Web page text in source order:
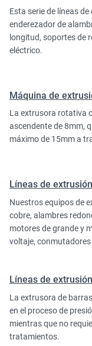
Esta serie de líneas
enderezador de
longitud, soportes de
eléctrico.
Máquina de
La extrusora rotativa
ascendente de 8mm,
máximo de 15mm a
Líneas de
Nuestros equipos de
cobre, alambres
motores de grande y
voltaje,
Líneas de
La extrusora de
en el proceso de
mientras que no
tratamientos.